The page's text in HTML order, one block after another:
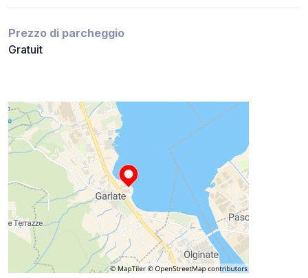
Prezzo di parcheggio
Gratuit